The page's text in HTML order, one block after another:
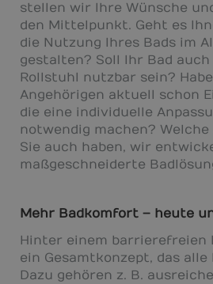
stellen wir Ihre Wünsche
den Mittelpunkt. Geht es
die Nutzung Ihres Bads im
gestalten? Soll Ihr Bad
Rollstuhl nutzbar sein?
Angehörigen aktuell schon
die eine individuelle
notwendig machen?
Sie auch haben, wir
maßgeschneiderte
Mehr Badkomfort – heute
Hinter einem barrierefreien
ein Gesamtkonzept, das
Dazu gehören z. B.